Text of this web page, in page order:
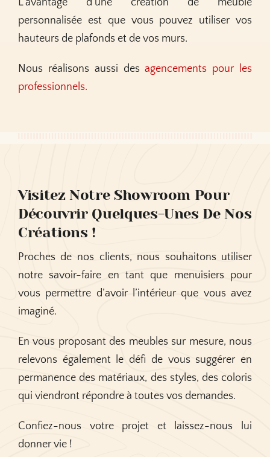
L’avantage d’une création de meuble
personnalisée est que vous pouvez utiliser vos
hauteurs de plafonds et de vos murs.
Nous réalisons aussi desagencements pour les
professionnels.
Visitez Notre Showroom Pour
Découvrir Quelques-Unes De Nos
Créations !
Proches de nos clients, nous souhaitons utiliser
notre savoir-faire en tant que menuisiers pour
vous permettre d’avoir l’intérieur que vous avez
imaginé.
En vous proposant des meubles sur mesure, nous
relevons également le défi de vous suggérer en
permanence des matériaux, des styles, des coloris
qui viendront répondre à toutes vos demandes.
Confiez-nous votre projet et laissez-nous lui
donner vie !